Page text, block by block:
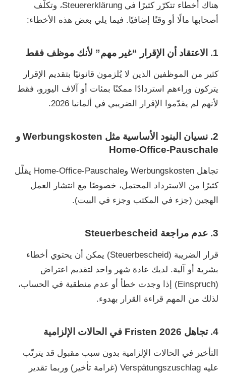
هناك أخطاء تتكرّر كثيرًا في Steuererklärung، وتكلّف
أصحابها مالًا أو وقتًا إضافيًا. فيما يلي بعض هذه الأخطاء:
1. الاعتقاد أن الإقرار “غير مهم” لأنك موظف فقط
كثير من الموظفين الذين لا يُلزمون قانونيًا بتقديم الإقرار
يتركون وراءهم استردادًا ممكنًا بمئات أو آلاف اليورو، فقط
لأنهم لم يقدّموا
الإقرار الضريبي في ألمانيا 2026 .
2. نسيان البنود الأساسية مثل Werbungskosten و
Home-Office-Pauschale
تجاهل Werbungskosten وHome-Office-Pauschale يقلّل
كثيرًا من الاسترداد المحتمل، خصوصًا مع انتشار العمل
الهجين (جزء في المكتب وجزء في البيت).
3. عدم مراجعة Steuerbescheid
قرار الضريبة (Steuerbescheid)
يمكن أن يحتوي أخطاء
بشرية أو آلية. لديك عادة شهر واحد لتقديم اعتراض
(Einspruch)
إذا وجدت خطأ أو عدم منطقية في الحساب،
لذلك من المهم قراءة القرار بهدوء.
4. تجاهل Fristen 2026 في الحالات الإلزامية
التأخير في الحالات الإلزامية بدون سبب مقبول قد يترتّب
عليه Verspätungszuschlag (غرامة تأخير) وربما تقدير